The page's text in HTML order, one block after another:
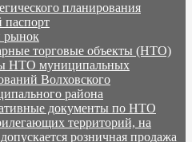
планирования
рынок
торговые объекты (НТО)
НТО муниципальных
Волховского
района
документы по НТО
территорий, на
розничная продажа